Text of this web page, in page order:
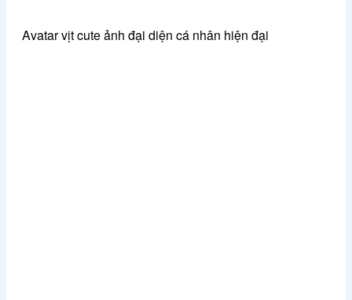
Avatar vịt cute ảnh đại diện cá nhân hiện đại